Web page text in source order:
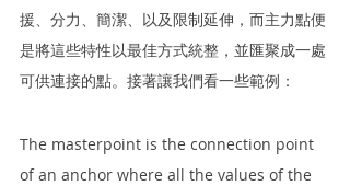
援、分力、簡潔、以及限制延伸，而主力點便
是將這些特性以最佳方式統整，並匯聚成一處
可供連接的點。接著讓我們看一些範例：
The masterpoint is the connection point
of an anchor where all the values of the